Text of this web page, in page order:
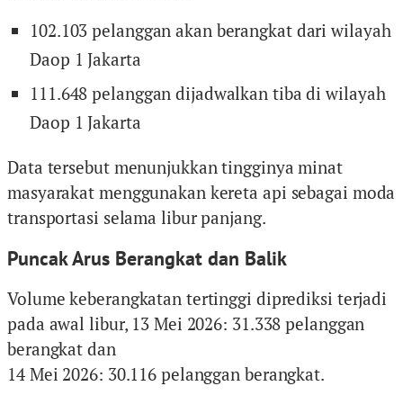
102.103 pelanggan akan berangkat dari wilayah
Daop 1 Jakarta
111.648 pelanggan dijadwalkan tiba di wilayah
Daop 1 Jakarta
Data tersebut menunjukkan tingginya minat
masyarakat menggunakan kereta api sebagai moda
transportasi selama libur panjang.
Puncak Arus Berangkat dan Balik
Volume keberangkatan tertinggi diprediksi terjadi
pada awal libur, 13 Mei 2026: 31.338 pelanggan
berangkat dan
14 Mei 2026: 30.116 pelanggan berangkat.